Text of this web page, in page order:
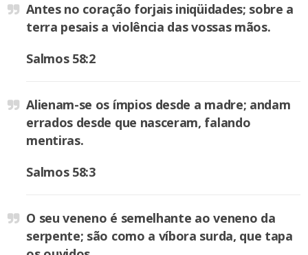
Antes no coração forjais iniqüidades; sobre a
terra pesais a violência das vossas mãos.
Salmos 58:2
Alienam-se os ímpios desde a madre; andam
errados desde que nasceram, falando
mentiras.
Salmos 58:3
O seu veneno é semelhante ao veneno da
serpente; são como a víbora surda, que tapa